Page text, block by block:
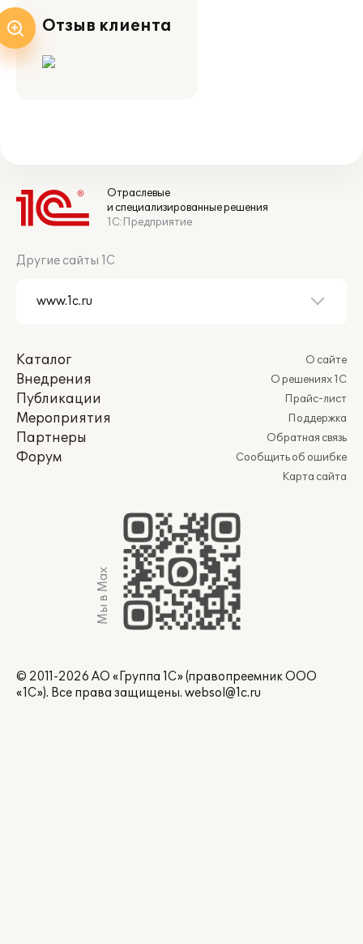
Отзыв клиента
Отраслевые
и специализированные решения
1С:Предприятие
Другие сайты 1С
Каталог
Внедрения
Публикации
Мероприятия
Партнеры
Форум
О сайте
О решениях 1С
Прайс-лист
Поддержка
Обратная связь
Сообщить об ошибке
Карта сайта
Мы в Max
© 2011-2026 АО «Группа 1С» (правопреемник ООО
«1С»). Все права защищены. websol@1c.ru